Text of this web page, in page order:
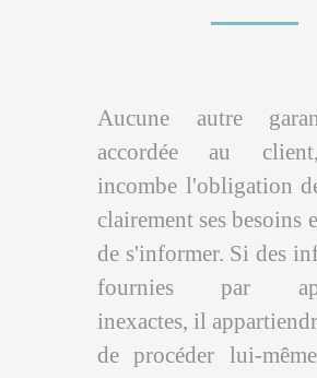
Aucune autre
accordée au
incombe l'obligation
clairement ses besoins
de s'informer. Si des
fournies par
inexactes, il
de procéder lui-